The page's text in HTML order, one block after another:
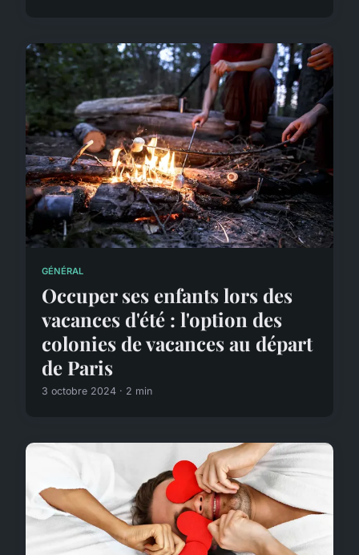
GÉNÉRAL
Occuper ses enfants lors des
vacances d'été : l'option des
colonies de vacances au départ
de Paris
3 octobre 2024 · 2 min